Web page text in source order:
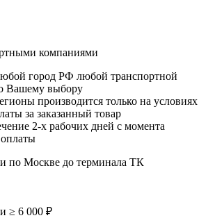
компаниями
город РФ любой транспортной
Вашему выбору
производится только на условиях
за заказанный товар
2-х рабочих дней с момента
по Москве до терминала ТК
≥ 6 000 ₽